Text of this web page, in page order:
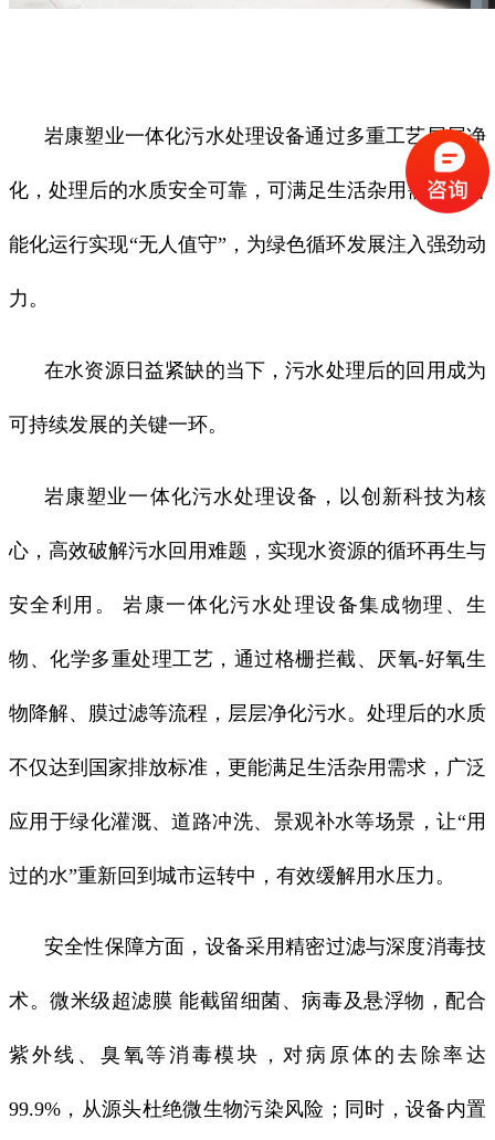
岩康塑业一体化污水处理设备通过多重工艺层层净
化，处理后的水质安全可靠，可满足生活杂用需求，智
能化运行实现“无人值守”，为绿色循环发展注入强劲动
力。
在水资源日益紧缺的当下，污水处理后的回用成为
可持续发展的关键一环。
岩康塑业一体化污水处理设备，以创新科技为核
心，高效破解污水回用难题，实现水资源的循环再生与
安全利用。 岩康一体化污水处理设备集成物理、生
物、化学多重处理工艺，通过格栅拦截、厌氧-好氧生
物降解、膜过滤等流程，层层净化污水。处理后的水质
不仅达到国家排放标准，更能满足生活杂用需求，广泛
应用于绿化灌溉、道路冲洗、景观补水等场景，让“用
过的水”重新回到城市运转中，有效缓解用水压力。
安全性保障方面，设备采用精密过滤与深度消毒技
术。微米级超滤膜 能截留细菌、病毒及悬浮物，配合
紫外线、臭氧等消毒模块，对病原体的去除率达
99.9%，从源头杜绝微生物污染风险；同时，设备内置